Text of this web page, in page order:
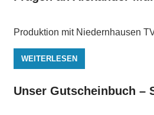
Produktion mit Niedernhausen
WEITERLESEN
Unser Gutscheinbuch –